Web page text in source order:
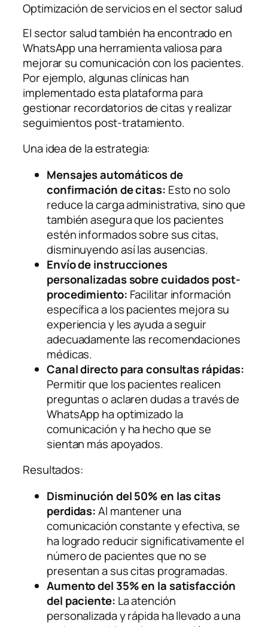
Optimización de servicios en el sector salud
El sector salud también ha encontrado en
WhatsApp una herramienta valiosa para
mejorar su comunicación con los pacientes.
Por ejemplo, algunas clínicas han
implementado esta plataforma para
gestionar recordatorios de citas y realizar
seguimientos post-tratamiento.
Una idea de la estrategia:
Mensajes automáticos de
confirmación de citas: Esto no solo
reduce la carga administrativa, sino que
también asegura que los pacientes
estén informados sobre sus citas,
disminuyendo así las ausencias.
Envío de instrucciones
personalizadas sobre cuidados post-
procedimiento: Facilitar información
específica a los pacientes mejora su
experiencia y les ayuda a seguir
adecuadamente las recomendaciones
médicas.
Canal directo para consultas rápidas:
Permitir que los pacientes realicen
preguntas o aclaren dudas a través de
WhatsApp ha optimizado la
comunicación y ha hecho que se
sientan más apoyados.
Resultados:
Disminución del 50% en las citas
perdidas:Al mantener una
comunicación constante y efectiva, se
ha logrado reducir significativamente el
número de pacientes que no se
presentan a sus citas programadas.
Aumento del 35% en la satisfacción
del paciente: La atención
personalizada y rápida ha llevado a una